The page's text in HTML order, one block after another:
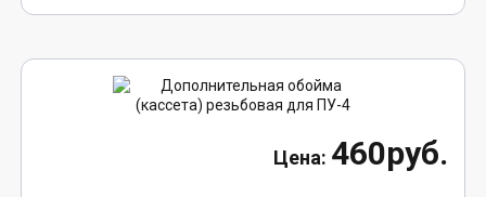
460руб.